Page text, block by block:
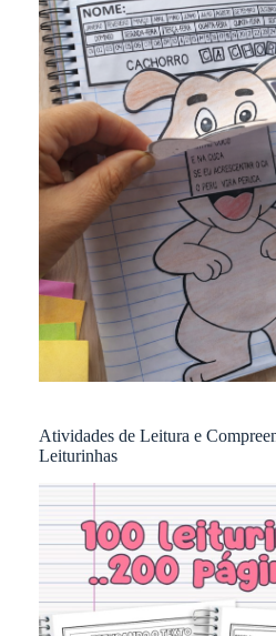
Atividades de Leitura e
Leiturinhas